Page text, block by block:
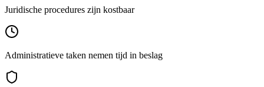
Juridische procedures zijn kostbaar
Administratieve taken nemen tijd in beslag